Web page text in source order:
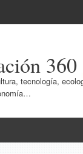
360
tecnología,